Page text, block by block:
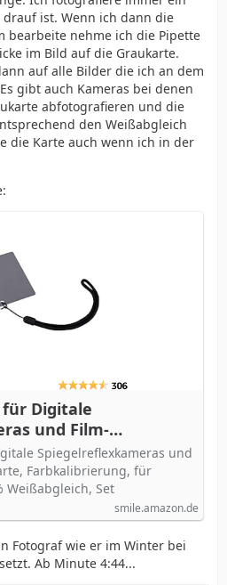
ist. Wenn ich dann die
bearbeite nehme ich die Pipette
im Bild auf die Graukarte.
auf alle Bilder die ich an dem
gibt auch Kameras bei denen
abfotografieren und die
den Weißabgleich
die Karte auch wenn ich in der
Digitale
und Film-
Farbkalibrierung,
18%
Spiegelreflexkameras und
Farbkalibrierung, für
Weißabgleich, Set
smile.amazon.de
Fotograf wie er im Winter bei
Ab Minute 4:44...